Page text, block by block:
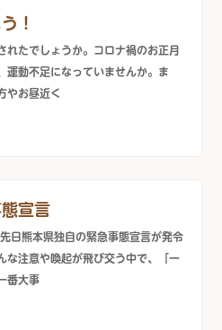
！
れたでしょうか。コロナ禍のお正月
運動不足になっていませんか。ま
やお昼近く
宣言
日熊本県独自の緊急事態宣言が発令
な注意や喚起が飛び交う中で、「一
番大事